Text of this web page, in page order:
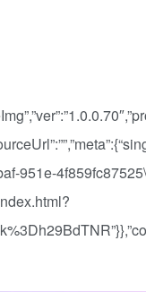
951e-4f859fc87525\/